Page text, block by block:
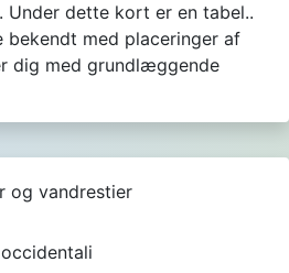
dette kort er en tabel..
bekendt med placeringer af
dig med grundlæggende
og vandrestier